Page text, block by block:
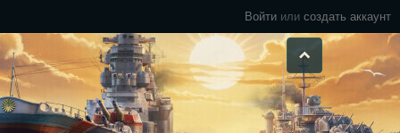
Войти или создать аккаунт